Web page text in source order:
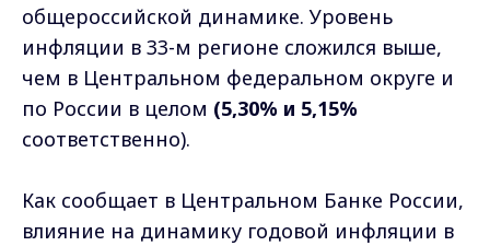
общероссийской динамике. Уровень
инфляции в 33-м регионе сложился выше,
чем в Центральном федеральном округе и
по России в целом (5,30% и 5,15%
соответственно).
Как сообщает в Центральном Банке России,
влияние на динамику годовой инфляции в